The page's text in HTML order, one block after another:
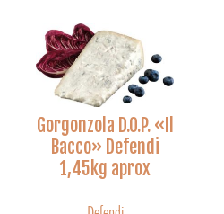
Gorgonzola D.O.P. «Il
Bacco» Defendi
1,45kg aprox